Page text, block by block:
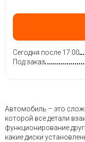
Сегодня после 17:00
Под заказ
Автомобиль – это
которой все детали
функционирование
какие диски